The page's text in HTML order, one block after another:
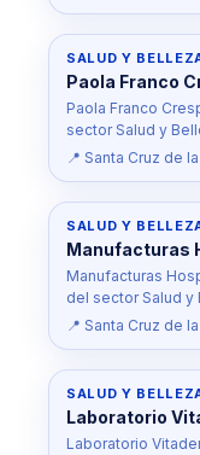
SALUD Y
Paola Franco
Paola Franco
sector Salud y
📍 Santa Cruz de
SALUD Y
Manufacturas
Manufacturas
del sector Salud
📍 Santa Cruz de
SALUD Y
Laboratorio
Laboratorio